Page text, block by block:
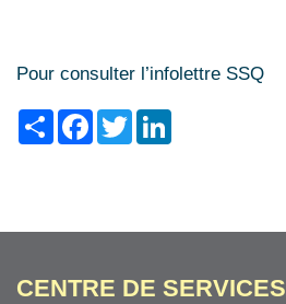
Pour consulter l’infolettre SSQ
ShareFacebook
Twitter
CENTRE DE SERVICES